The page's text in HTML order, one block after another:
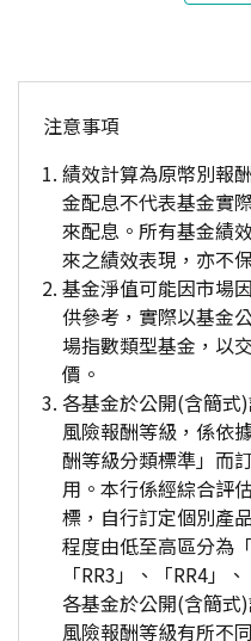
注意事項
績效計算為原幣別報
金配息不代表基金實
來配息。所有基金績
來之績效表現，亦不
基金淨值可能因市場
供參考，實際以基金
場指數類型基金，以
價。
各基金於公開(含簡式
風險報酬等級，係依
酬等級分類標準」而
用。本行係經綜合評
標，自行訂定個別產
程度由低至高區分為
「RR3」、「RR4」
各基金於公開(含簡式
風險報酬等級有所不